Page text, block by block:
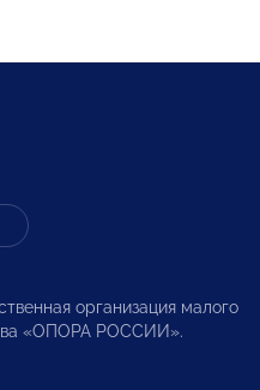
организация малого
«ОПОРА РОССИИ».